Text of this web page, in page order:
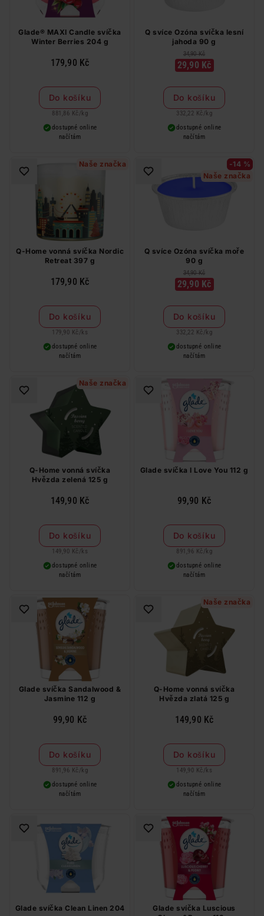
Glade® MAXI Candle svíčka
Winter Berries 204 g
179,90 Kč
Do košíku
881,86 Kč / kg
dostupné online
načítám
Q svíce Ozóna svíčka lesní
jahoda 90 g
34,90 Kč
29,90 Kč
Do košíku
332,22 Kč / kg
dostupné online
načítám
Naše značka
Q-Home vonná svíčka Nordic
Retreat 397 g
179,90 Kč
Do košíku
179,90 Kč / ks
dostupné online
načítám
-14 %
Naše značka
Q svíce Ozóna svíčka moře
90 g
34,90 Kč
29,90 Kč
Do košíku
332,22 Kč / kg
dostupné online
načítám
Naše značka
Q-Home vonná svíčka
Hvězda zelená 125 g
149,90 Kč
Do košíku
149,90 Kč / ks
dostupné online
načítám
Glade svíčka I Love You 112 g
99,90 Kč
Do košíku
891,96 Kč / kg
dostupné online
načítám
Glade svíčka Sandalwood &
Jasmine 112 g
99,90 Kč
Do košíku
891,96 Kč / kg
dostupné online
načítám
Naše značka
Q-Home vonná svíčka
Hvězda zlatá 125 g
149,90 Kč
Do košíku
149,90 Kč / ks
dostupné online
načítám
Glade svíčka Clean Linen 204
Glade svíčka Luscious